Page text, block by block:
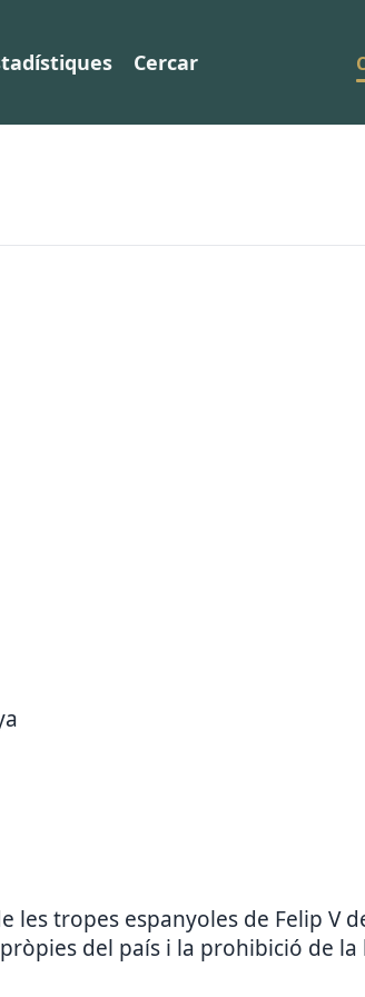
Cercar
tropes espanyoles de Felip V
del país i la prohibició de